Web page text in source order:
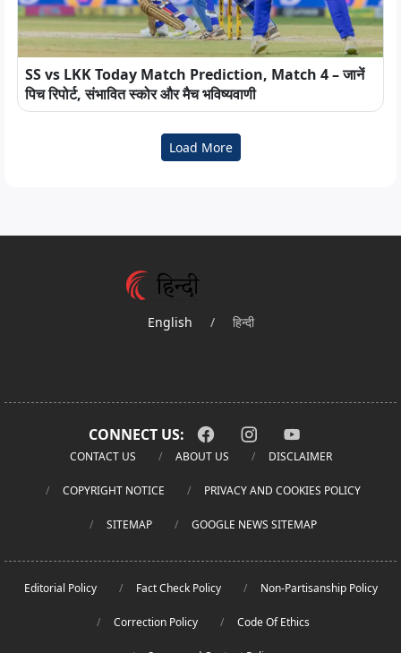
SS vs LKK Today Match Prediction, Match 4 – जानें
पिच रिपोर्ट, संभावित स्कोर और मैच भविष्यवाणी
Load More
English / हिन्दी
CONNECT US:
CONTACT US ABOUT US DISCLAIMER
COPYRIGHT NOTICE PRIVACY AND COOKIES POLICY
SITEMAP GOOGLE NEWS SITEMAP
Editorial Policy Fact Check Policy Non-Partisanship Policy
Correction Policy Code Of Ethics